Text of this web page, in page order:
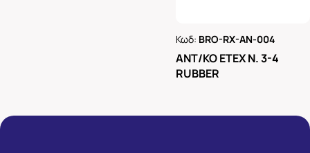
Κωδ: BRO-RX-AN-004
ΑΝΤ/ΚΟ ΕΤΕΧ Ν. 3-4
RUBBER